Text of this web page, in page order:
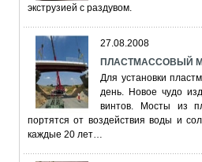
экструзией с раздувом.
27.08.2008
ПЛАСТМАССОВЫЙ
Для установки
день. Новое чудо
винтов. Мосты из
портятся от воздействия воды и
каждые 20 лет…